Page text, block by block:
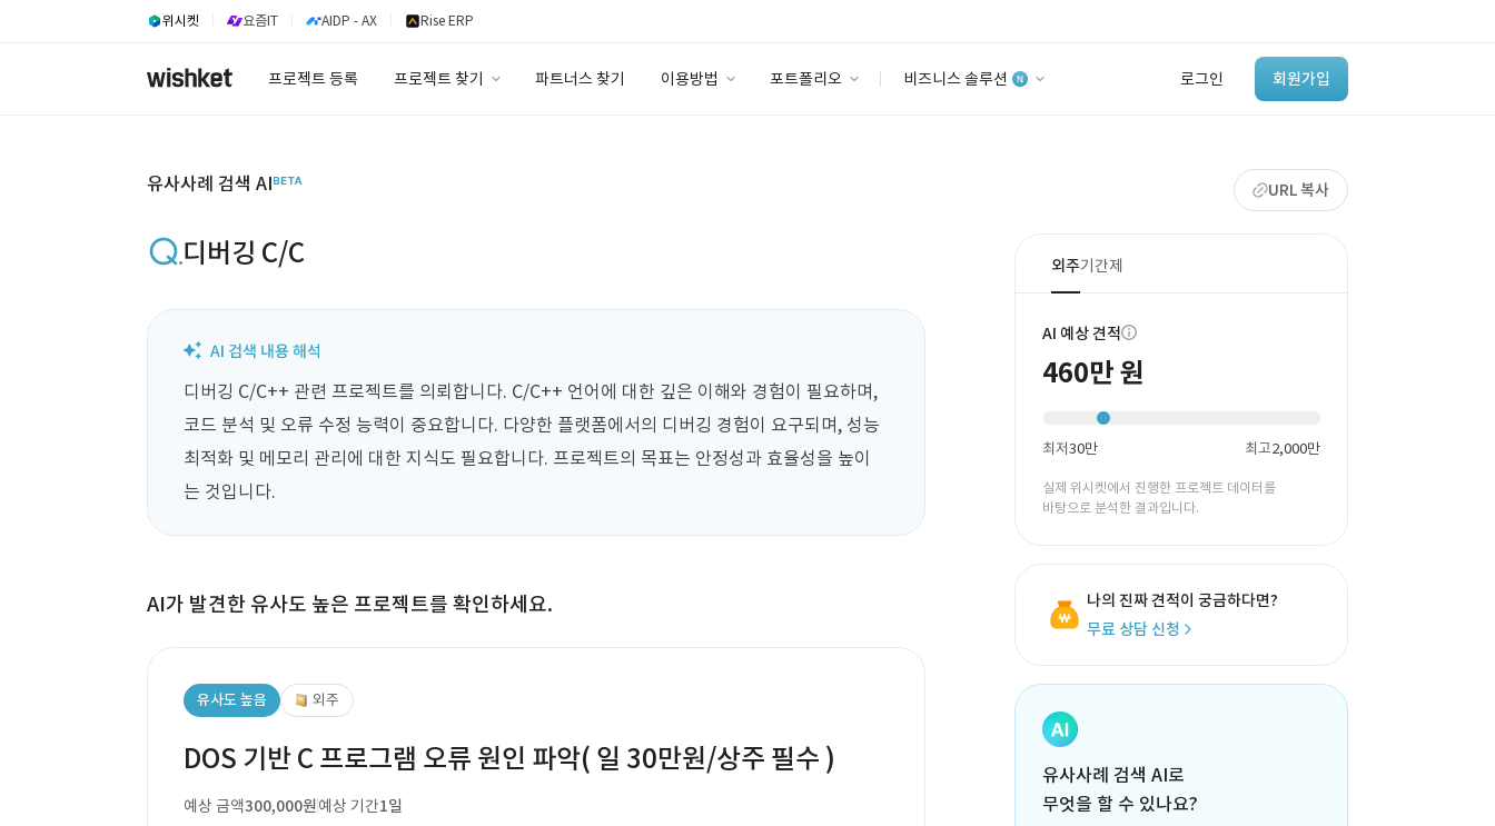
위시켓 요즘IT AIDP - AX Rise ERP
프로젝트 등록 프로젝트 찾기 파트너스 찾기 이용방법 포트폴리오 비즈니스 솔루션 로그인 회원가입
‘이런 거’ 만들어본
개발 회사 있어?
바로가기
유사사례 검색 AI URL 복사
디버깅 C/C
디버깅 C/C++ 관련 프로젝트를 의뢰합니다. C/C++ 언어에 대한 깊은 이해와 경험이 필요하며,
코드 분석 및 오류 수정 능력이 중요합니다. 다양한 플랫폼에서의 디버깅 경험이 요구되며, 성능
최적화 및 메모리 관리에 대한 지식도 필요합니다. 프로젝트의 목표는 안정성과 효율성을 높이
는 것입니다.
AI가 발견한 유사도 높은 프로젝트를 확인하세요.
유사도 높음 외주
DOS 기반 C 프로그램 오류 원인 파악( 일 30만원/상주 필수 )
예상 금액300,000원예상 기간1일
외주기간제
AI 예상 견적
460만 원
최저30만 최고2,000만
실제 위시켓에서 진행한 프로젝트 데이터를
바탕으로 분석한 결과입니다.
나의 진짜 견적이 궁금하다면?
무료 상담 신청
유사사례 검색 AI로
무엇을 할 수 있나요?